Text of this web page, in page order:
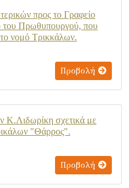
προς το Γραφείο
του Πρωθυπουργού, που
το νομό Τρικκάλων.
Προβολή
Κ.Λιδωρίκη σχετικά με
"Θάρρος".
Προβολή